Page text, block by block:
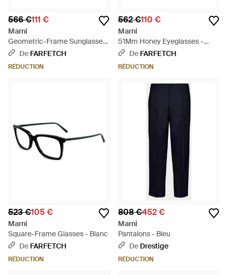
566 €111 €
Marni
Geometric-Frame Sunglasses
- Noir
De FARFETCH
RÉDUCTION
562 €110 €
Marni
51Mm Honey Eyeglasses -
Marron
De FARFETCH
RÉDUCTION
523 €105 €
Marni
Square-Frame Glasses - Blanc
De FARFETCH
RÉDUCTION
808 €452 €
Marni
Pantalons - Bleu
De Drestige
RÉDUCTION